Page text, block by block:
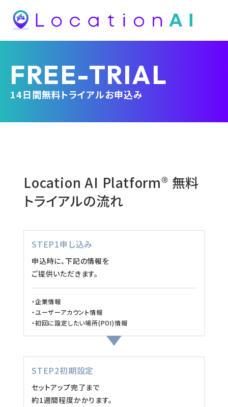
FREE-TRIAL
14日間無料トライアルお申込み
Location AI Platform® 無料
トライアルの流れ
STEP1申し込み
申込時に、下記の情報を
ご提供いただきます。
・企業情報
・ユーザーアカウント情報
・初回に設定したい場所(POI)情報
STEP2初期設定
セットアップ完了まで
約1週間程度かかります。